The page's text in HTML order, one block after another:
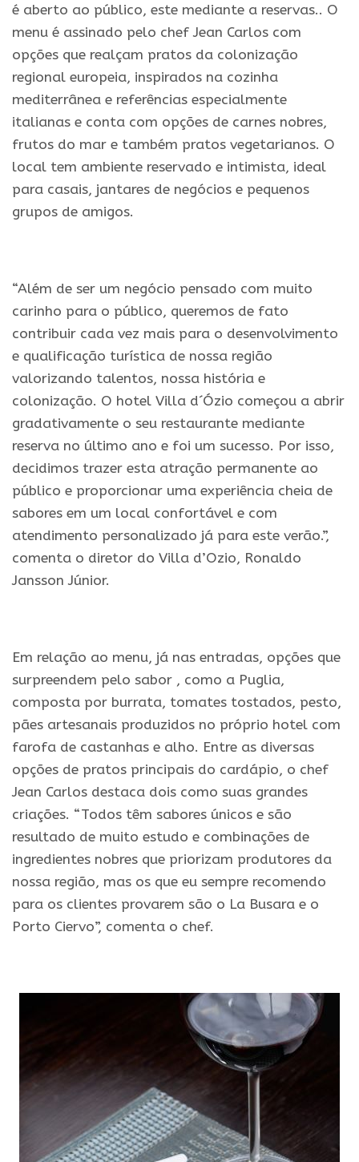
é aberto ao público, este mediante a reservas.. O
menu é assinado pelo chef Jean Carlos com
opções que realçam pratos da colonização
regional europeia, inspirados na cozinha
mediterrânea e referências especialmente
italianas e conta com opções de carnes nobres,
frutos do mar e também pratos vegetarianos. O
local tem ambiente reservado e intimista, ideal
para casais, jantares de negócios e pequenos
grupos de amigos.
“Além de ser um negócio pensado com muito
carinho para o público, queremos de fato
contribuir cada vez mais para o desenvolvimento
e qualificação turística de nossa região
valorizando talentos, nossa história e
colonização. O hotel Villa d´Ózio começou a abrir
gradativamente o seu restaurante mediante
reserva no último ano e foi um sucesso. Por isso,
decidimos trazer esta atração permanente ao
público e proporcionar uma experiência cheia de
sabores em um local confortável e com
atendimento personalizado já para este verão.”,
comenta o diretor do Villa d’Ozio, Ronaldo
Jansson Júnior.
Em relação ao menu, já nas entradas, opções que
surpreendem pelo sabor , como a Puglia,
composta por burrata, tomates tostados, pesto,
pães artesanais produzidos no próprio hotel com
farofa de castanhas e alho. Entre as diversas
opções de pratos principais do cardápio, o chef
Jean Carlos destaca dois como suas grandes
criações. “Todos têm sabores únicos e são
resultado de muito estudo e combinações de
ingredientes nobres que priorizam produtores da
nossa região, mas os que eu sempre recomendo
para os clientes provarem são o La Busara e o
Porto Ciervo”, comenta o chef.